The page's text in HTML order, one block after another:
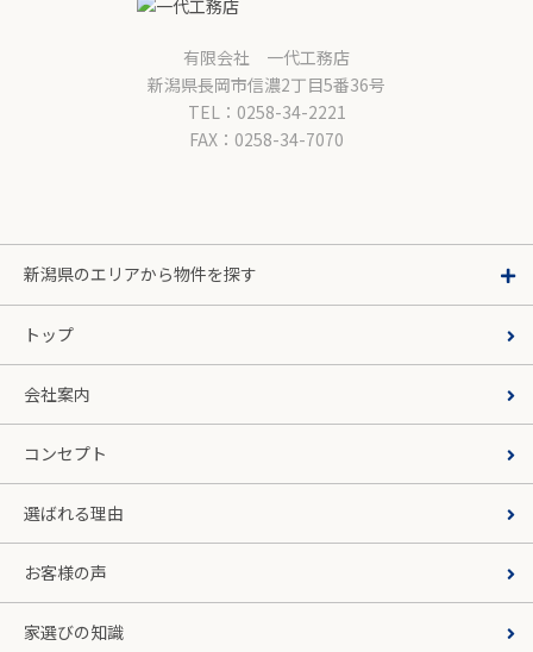
有限会社 一代工務店
新潟県長岡市信濃2丁目5番36号
TEL：0258-34-2221
FAX：0258-34-7070
新潟県のエリアから物件を探す
トップ
会社案内
コンセプト
選ばれる理由
お客様の声
家選びの知識